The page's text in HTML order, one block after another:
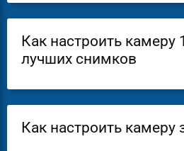
Как настроить камеру
лучших снимков
Как настроить камеру